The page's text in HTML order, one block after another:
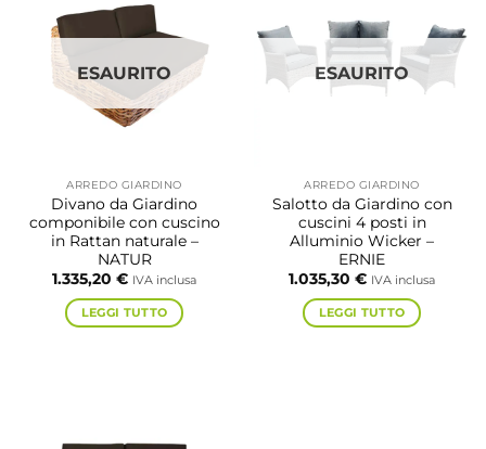
ESAURITO
ARREDO GIARDINO
Divano da Giardino
componibile con cuscino
in Rattan naturale –
NATUR
1.335,20 € IVA inclusa
LEGGI TUTTO
ESAURITO
ARREDO GIARDINO
Salotto da Giardino con
cuscini 4 posti in
Alluminio Wicker –
ERNIE
1.035,30 € IVA inclusa
LEGGI TUTTO